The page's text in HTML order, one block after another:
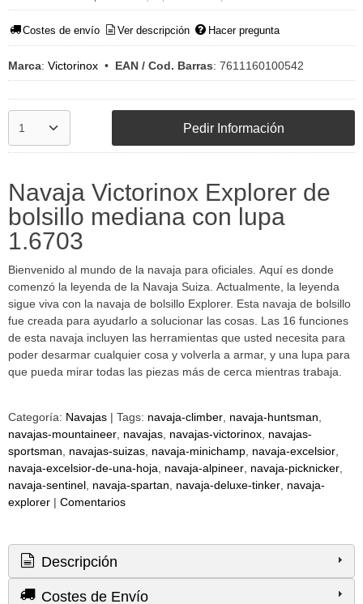
Costes de envío Ver descripción Hacer pregunta
Marca: Victorinox • EAN / Cod. Barras: 7611160100542
Pedir Información
Navaja Victorinox Explorer de
bolsillo mediana con lupa
1.6703
Bienvenido al mundo de la navaja para oficiales. Aquí es donde
comenzó la leyenda de la Navaja Suiza. Actualmente, la leyenda
sigue viva con la navaja de bolsillo Explorer. Esta navaja de bolsillo
fue creada para ayudarlo a solucionar las cosas. Las 16 funciones
de esta navaja incluyen las herramientas que usted necesita para
poder desarmar cualquier cosa y volverla a armar, y una lupa para
que pueda mirar todas las piezas más de cerca mientras trabaja.
Categoría: Navajas | Tags: navaja-climber navaja-huntsman
navajas-mountaineer navajas navajas-victorinox navajas-
sportsman
navajas-suizas navaja-minichamp navaja-excelsior
navaja-excelsior-de-una-hoja
navaja-alpineer navaja-picknicker
navaja-sentinel navaja-spartan navaja-deluxe-tinker navaja-
explorer | Comentarios
Descripción
Costes de Envío